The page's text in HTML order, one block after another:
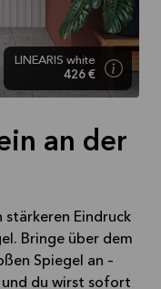
an der
Eindruck
Bringe über dem
Spiegel an –
und du wirst sofort
LINEARIS white
426 €